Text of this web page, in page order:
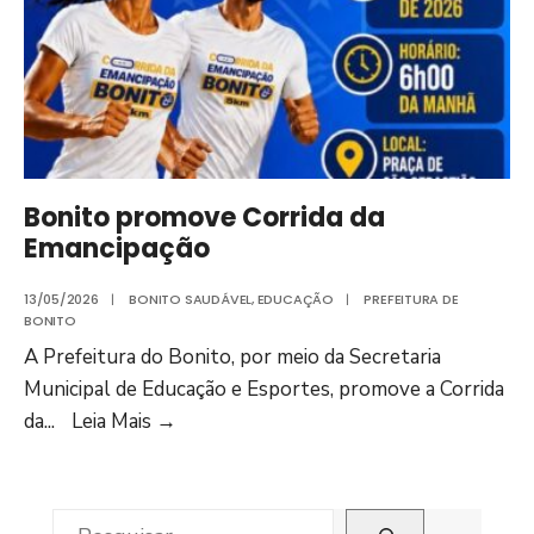
Bonito promove Corrida da
Emancipação
13/05/2026 | BONITO SAUDÁVEL,EDUCAÇÃO |
PREFEITURA DE
BONITO
A Prefeitura do Bonito, por meio da Secretaria
Municipal de Educação e Esportes, promove a Corrida
da... Leia Mais →
Pesquisar